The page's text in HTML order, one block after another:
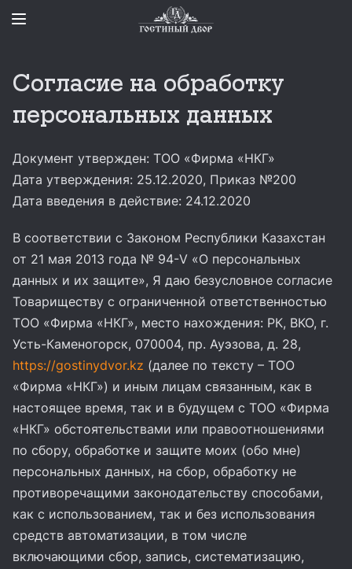
Согласие на обработку
персональных данных
Документ утвержден: ТОО «Фирма «НКГ»
Дата утверждения: 25.12.2020, Приказ №200
Дата введения в действие: 24.12.2020
В соответствии с Законом Республики Казахстан
от 21 мая 2013 года № 94-V «О персональных
данных и их защите», Я даю безусловное согласие
Товариществу с ограниченной ответственностью
ТОО «Фирма «НКГ», место нахождения: РК, ВКО, г.
Усть-Каменогорск, 070004, пр. Ауэзова, д. 28,
https://gostinydvor.kz (далее по тексту – ТОО
«Фирма «НКГ») и иным лицам связанным, как в
настоящее время, так и в будущем с ТОО «Фирма
«НКГ» обстоятельствами или правоотношениями
по сбору, обработке и защите моих (обо мне)
персональных данных, на сбор, обработку не
противоречащими законодательству способами,
как с использованием, так и без использования
средств автоматизации, в том числе
включающими сбор, запись, систематизацию,